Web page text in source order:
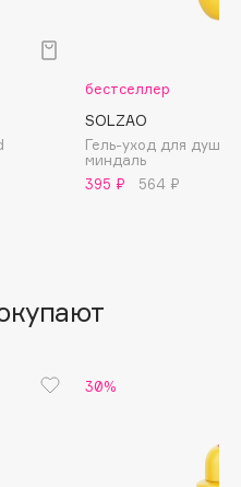
бестселлер
SOLZAO
Гель-уход для душа
миндаль
395 ₽
564 ₽
30%